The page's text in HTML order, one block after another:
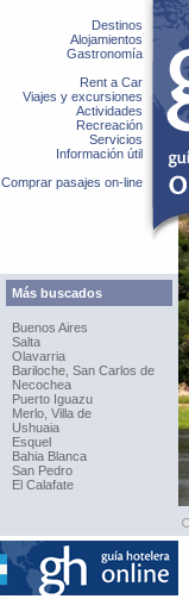
Destinos
Alojamientos
Gastronomía
Rent a Car
Viajes y excursiones
Actividades
Recreación
Servicios
Información útil
Comprar pasajes on-line
Más buscados
Buenos Aires
Salta
Olavarria
Bariloche, San Carlos de
Necochea
Puerto Iguazu
Merlo, Villa de
Ushuaia
Esquel
Bahia Blanca
San Pedro
El Calafate